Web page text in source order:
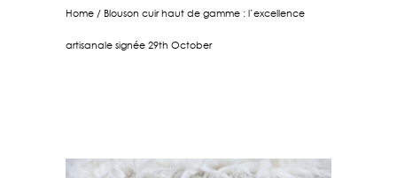
Home / Blouson cuir haut de gamme : l’excellence
artisanale signée 29th October